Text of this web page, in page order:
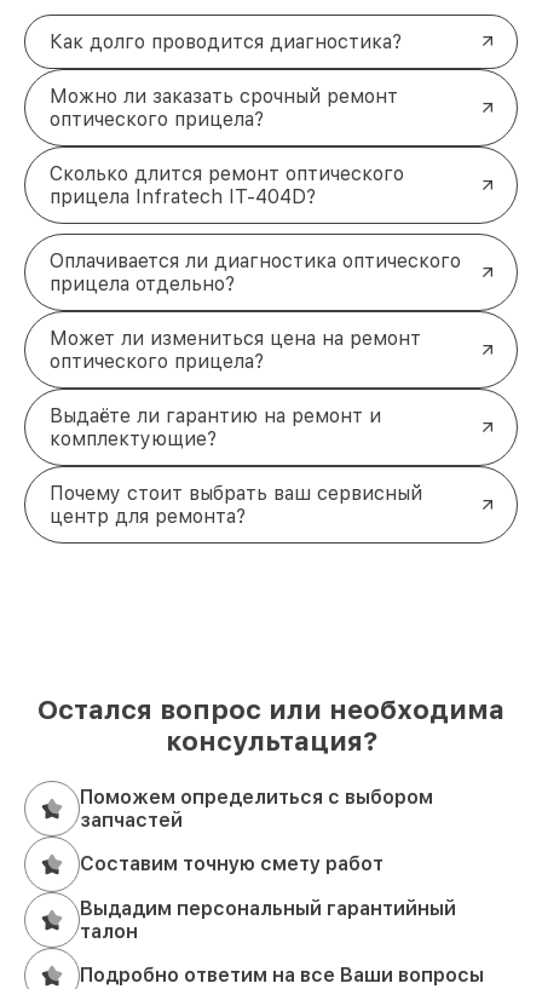
Как долго проводится диагностика?
Можно ли заказать срочный ремонт
оптического прицела?
Сколько длится ремонт оптического
прицела Infratech IT-404D?
Оплачивается ли диагностика оптического
прицела отдельно?
Может ли измениться цена на ремонт
оптического прицела?
Выдаёте ли гарантию на ремонт и
комплектующие?
Почему стоит выбрать ваш сервисный
центр для ремонта?
Остался вопрос или необходима
консультация?
Поможем определиться с выбором
запчастей
Составим точную смету работ
Выдадим персональный гарантийный
талон
Подробно ответим на все Ваши вопросы